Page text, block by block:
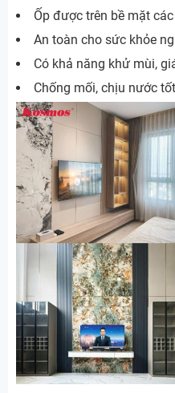
Ốp được trên bề mặt
An toàn cho sức khỏe
Có khả năng khử mùi,
Chống mối, chịu nước